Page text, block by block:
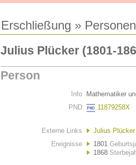
Erschließung » Personen
Julius Plücker (1801-
Person
Info
Mathematiker
PND
11879258X
Externe Links
Julius
Ereignisse
1801
1868